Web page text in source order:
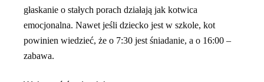
głaskanie o stałych porach działają jak kotwica
emocjonalna. Nawet jeśli dziecko jest w szkole, kot
powinien wiedzieć, że o 7:30 jest śniadanie, a o 16:00 –
zabawa.